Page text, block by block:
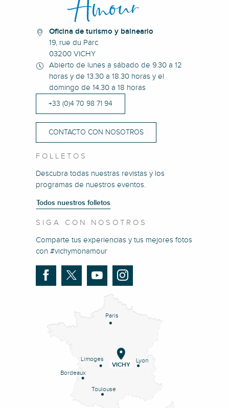
Oficina de turismo y balneario
19, rue du Parc
03200 VICHY
Abierto de lunes a sábado de 9.30 a 12
horas y de 13.30 a 18.30 horas y el
domingo de 14.30 a 18 horas
+33 (0)4 70 98 71 94
CONTACTO CON NOSOTROS
FOLLETOS
Descubra todas nuestras revistas y los
programas de nuestros eventos.
Todos nuestros folletos
SIGA CON NOSOTROS
Comparte tus experiencias y tus mejores fotos
con #vichymonamour
Paris
Lyon
Limoges
Bordeaux
Toulouse
VICHY